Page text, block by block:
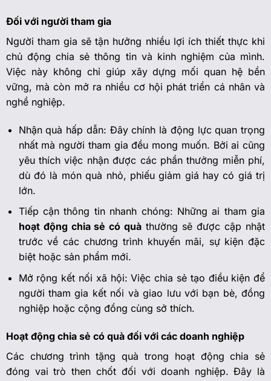
Đối với người tham gia
Người tham gia sẽ tận hưởng nhiều lợi ích thiết thực khi
chủ động chia sẻ thông tin và kinh nghiệm của mình.
Việc này không chỉ giúp xây dựng mối quan hệ bền
vững, mà còn mở ra nhiều cơ hội phát triển cá nhân và
nghề nghiệp.
Nhận quà hấp dẫn: Đây chính là động lực quan trọng
nhất mà người tham gia đều mong muốn. Bởi ai cũng
yêu thích việc nhận được các phần thưởng miễn phí,
dù đó là món quà nhỏ, phiếu giảm giá hay có giá trị
lớn.
Tiếp cận thông tin nhanh chóng: Những ai tham gia
hoạt động chia sẻ có quà thường sẽ được cập nhật
trước về các chương trình khuyến mãi, sự kiện đặc
biệt hoặc sản phẩm mới.
Mở rộng kết nối xã hội: Việc chia sẻ tạo điều kiện để
người tham gia kết nối và giao lưu với bạn bè, đồng
nghiệp hoặc cộng đồng cùng sở thích.
Hoạt động chia sẻ có quà đối với các doanh nghiệp
Các chương trình tặng quà trong hoạt động chia sẻ
đóng vai trò then chốt đối với doanh nghiệp. Đây là